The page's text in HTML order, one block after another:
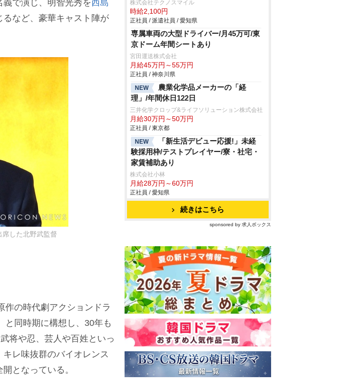
で演じ、明智光秀を西島
るなど、豪華キャスト陣が
した北野武監督
の時代劇アクションドラ
と同時期に構想し、30年も
将や忍、芸人や百姓といっ
レ味抜群のバイオレンス
となっている。
株式会社テクノスマイル
時給2,100円
正社員 / 派遣社員 / 愛知県
専属車両の大型ドライバー/月45万可/東
京ドーム年間シートあり
宮田運送株式会社
月給45万円～55万円
正社員 / 神奈川県
NEW
農業化学品メーカーの「経
理」/年間休日122日
三井化学クロップ&ライフソリューション株式会社
月給30万円～50万円
正社員 / 東京都
NEW
「新生活デビュー応援!」未経
験採用枠/テストプレイヤー/寮・社宅・
家賃補助あり
株式会社小林
月給28万円～60万円
正社員 / 愛知県
続きはこちら
sponsored by 求人ボックス